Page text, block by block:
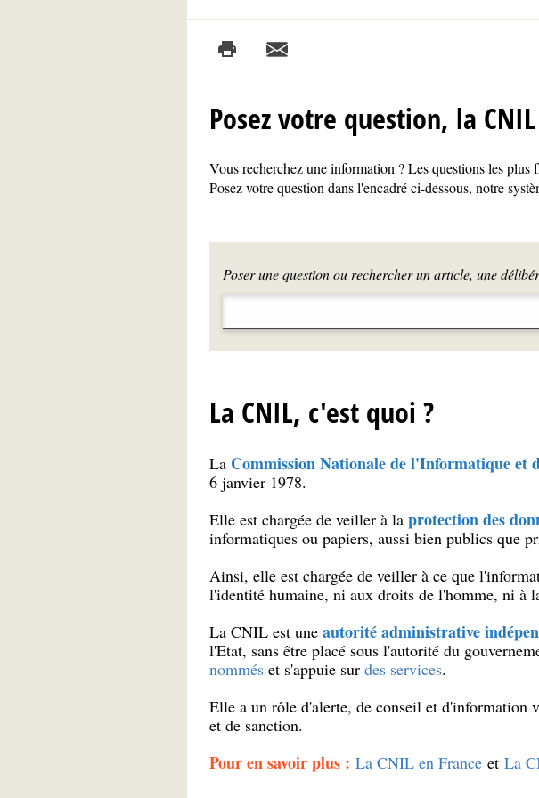
Posez votre question, la
Vous recherchez une information ? Les questions les plus
Posez votre question dans l'encadré ci-dessous, notre
Poser une question ou rechercher un article, une
La CNIL, c'est quoi ?
La Commission Nationale de l'Informatique et
6 janvier 1978.
Elle est chargée de veiller à la protection des
informatiques ou papiers, aussi bien publics que
Ainsi, elle est chargée de veiller à ce que
l'identité humaine, ni aux droits de l'homme, ni à
La CNIL est une autorité administrative
l'Etat, sans être placé sous l'autorité du
nomméset s'appuie sur des services.
Elle a un rôle d'alerte, de conseil et d'information
et de sanction.
Pour en savoir plus : La CNIL en Franceet La